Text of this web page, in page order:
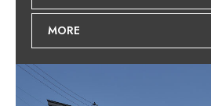
MORE